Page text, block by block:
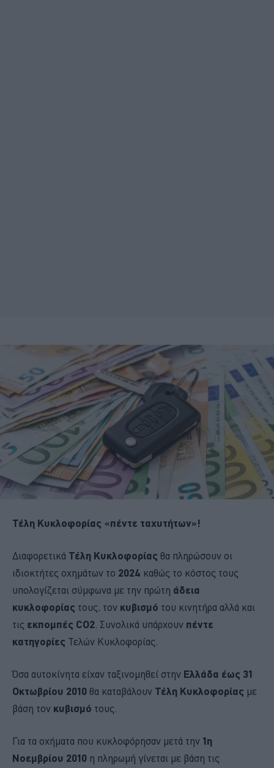
Τέλη Κυκλοφορίας «πέντε ταχυτήτων»!
Διαφορετικά Τέλη Κυκλοφορίας θα πληρώσουν οι
ιδιοκτήτες οχημάτων το 2024 καθώς το κόστος τους
υπολογίζεται σύμφωνα με την πρώτη άδεια
κυκλοφορίας τους, τον κυβισμό του κινητήρα αλλά και
τις εκπομπές CO2 . Συνολικά υπάρχουν πέντε
κατηγορίες Τελών Κυκλοφορίας.
Όσα αυτοκίνητα είχαν ταξινομηθεί στην Ελλάδα έως 31
Οκτωβρίου 2010 θα καταβάλουν Τέλη Κυκλοφορίας με
βάση τον κυβισμό τους.
Για τα οχήματα που κυκλοφόρησαν μετά την 1η
Νοεμβρίου 2010 η πληρωμή γίνεται με βάση τις